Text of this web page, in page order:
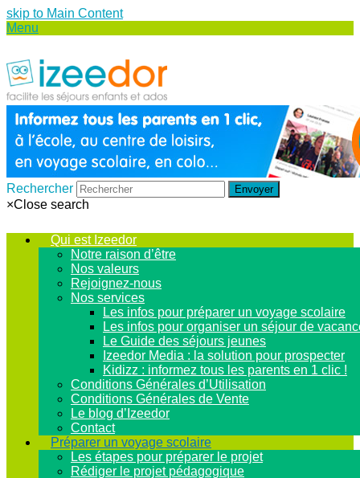
skip to Main Content
Menu
Rechercher Envoyer
×Close search
Qui est Izeedor
Notre raison d’être
Nos valeurs
Rejoignez-nous
Nos services
Les infos pour préparer un voyage scolaire
Les infos pour organiser un séjour de
Le Guide des séjours jeunes
Izeedor Media : la solution pour prospecter
Kidizz : informez tous les parents en 1 clic !
Conditions Générales d’Utilisation
Conditions Générales de Vente
Le blog d’Izeedor
Contact
Préparer un voyage scolaire
Les étapes pour préparer le projet
Rédiger le projet pédagogique